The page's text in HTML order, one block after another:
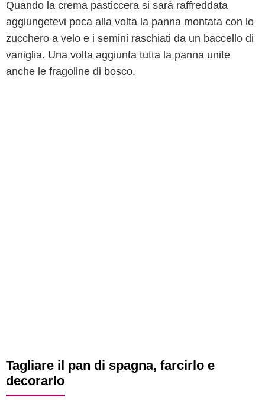
Quando la crema pasticcera si sarà raffreddata
aggiungetevi poca alla volta la panna montata con lo
zucchero a velo e i semini raschiati da un baccello di
vaniglia. Una volta aggiunta tutta la panna unite
anche le fragoline di bosco.
Tagliare il pan di spagna, farcirlo e
decorarlo